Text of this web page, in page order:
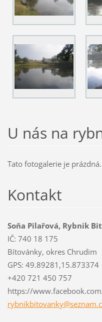
U nás na
Tato fotogalerie je prázdná.
Kontakt
Soňa Pilařová, Rybnik
IČ: 740 18 175
Bítovánky, okres Chrudim
GPS: 49.89281,15.873374
+420 721 450 757
https://
rybnikbitovanky@seznam.c